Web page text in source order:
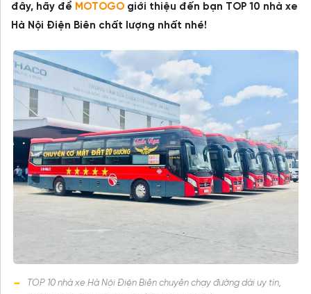
đây, hãy để MOTOGO giới thiệu đến bạn TOP 10 nhà xe
Hà Nội Điện Biên chất lượng nhất nhé!
TOP 10 nhà xe Hà Nội Điện Biên chuyên chạy đường dài uy tín,